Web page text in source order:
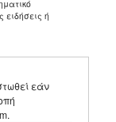
ειδήσεις ή
εάν